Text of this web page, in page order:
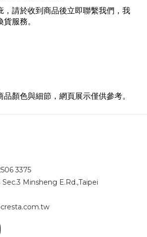
，請於收到商品後立即聯繫我們，我
服務。
品顏色與細節，網頁展示僅供參考。
3375
Sec.3 Minsheng E.Rd.,Taipei